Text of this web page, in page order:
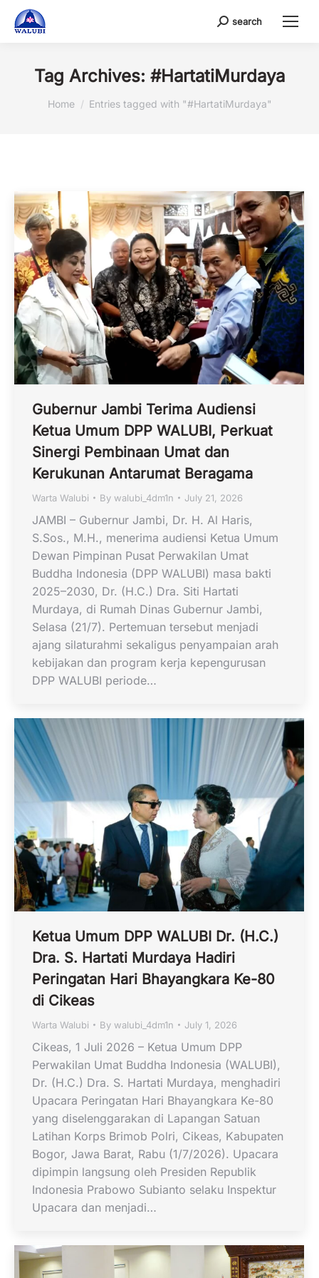
Search:
search
Tag Archives: #HartatiMurdaya
You are here:
Home Entries tagged with "#HartatiMurdaya"
Gubernur Jambi Terima Audiensi
Ketua Umum DPP WALUBI, Perkuat
Sinergi Pembinaan Umat dan
Kerukunan Antarumat Beragama
Warta Walubi By walubi_4dm1n July 21, 2026
JAMBI – Gubernur Jambi, Dr. H. Al Haris,
S.Sos., M.H., menerima audiensi Ketua Umum
Dewan Pimpinan Pusat Perwakilan Umat
Buddha Indonesia (DPP WALUBI) masa bakti
2025–2030, Dr. (H.C.) Dra. Siti Hartati
Murdaya, di Rumah Dinas Gubernur Jambi,
Selasa (21/7). Pertemuan tersebut menjadi
ajang silaturahmi sekaligus penyampaian arah
kebijakan dan program kerja kepengurusan
DPP WALUBI periode…
Ketua Umum DPP WALUBI Dr. (H.C.)
Dra. S. Hartati Murdaya Hadiri
Peringatan Hari Bhayangkara Ke-80
di Cikeas
Warta Walubi By walubi_4dm1n July 1, 2026
Cikeas, 1 Juli 2026 – Ketua Umum DPP
Perwakilan Umat Buddha Indonesia (WALUBI),
Dr. (H.C.) Dra. S. Hartati Murdaya, menghadiri
Upacara Peringatan Hari Bhayangkara Ke-80
yang diselenggarakan di Lapangan Satuan
Latihan Korps Brimob Polri, Cikeas, Kabupaten
Bogor, Jawa Barat, Rabu (1/7/2026). Upacara
dipimpin langsung oleh Presiden Republik
Indonesia Prabowo Subianto selaku Inspektur
Upacara dan menjadi…